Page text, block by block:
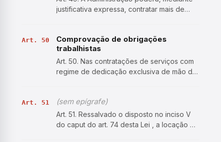
justificativa expressa, contratar mais de
contratação não implique perda de
economia de escala, quando: I…
Art. 50
Comprovação de obrigações
trabalhistas
Art. 50. Nas contratações de serviços com
regime de dedicação exclusiva de mão de
pena de multa, comprovação do
cumprimento das obrigações t…
Art. 51 (sem epígrafe)
Art. 51. Ressalvado o disposto no inciso V
do caput do art. 74 desta Lei , a locação de